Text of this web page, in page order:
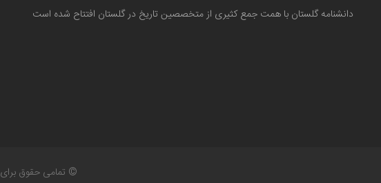
دانشنامه گلستان با همت جمع کثیری از متخصصین تاریخ در گلستان افتتاح شده است
© تمامی حقوق برای